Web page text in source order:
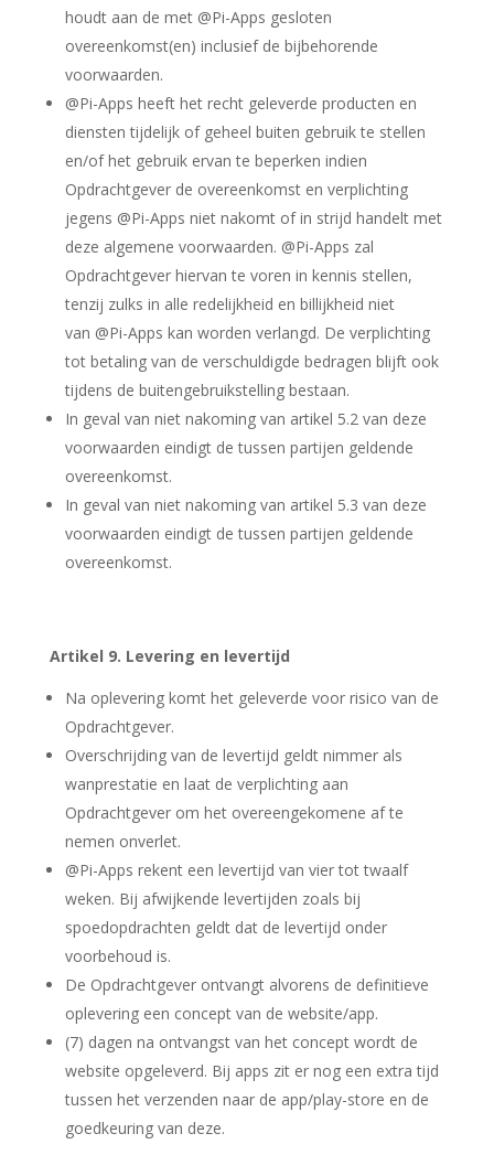
houdt aan de met @Pi-Apps gesloten
overeenkomst(en) inclusief de bijbehorende
voorwaarden.
@Pi-Apps heeft het recht geleverde producten en
diensten tijdelijk of geheel buiten gebruik te stellen
en/of het gebruik ervan te beperken indien
Opdrachtgever de overeenkomst en verplichting
jegens @Pi-Apps niet nakomt of in strijd handelt met
deze algemene voorwaarden. @Pi-Apps zal
Opdrachtgever hiervan te voren in kennis stellen,
tenzij zulks in alle redelijkheid en billijkheid niet
van @Pi-Apps kan worden verlangd. De verplichting
tot betaling van de verschuldigde bedragen blijft ook
tijdens de buitengebruikstelling bestaan.
In geval van niet nakoming van artikel 5.2 van deze
voorwaarden eindigt de tussen partijen geldende
overeenkomst.
In geval van niet nakoming van artikel 5.3 van deze
voorwaarden eindigt de tussen partijen geldende
overeenkomst.
Artikel 9. Levering en levertijd
Na oplevering komt het geleverde voor risico van de
Opdrachtgever.
Overschrijding van de levertijd geldt nimmer als
wanprestatie en laat de verplichting aan
Opdrachtgever om het overeengekomene af te
nemen onverlet.
@Pi-Apps rekent een levertijd van vier tot twaalf
weken. Bij afwijkende levertijden zoals bij
spoedopdrachten geldt dat de levertijd onder
voorbehoud is.
De Opdrachtgever ontvangt alvorens de definitieve
oplevering een concept van de website/app.
(7) dagen na ontvangst van het concept wordt de
website opgeleverd. Bij apps zit er nog een extra tijd
tussen het verzenden naar de app/play-store en de
goedkeuring van deze.